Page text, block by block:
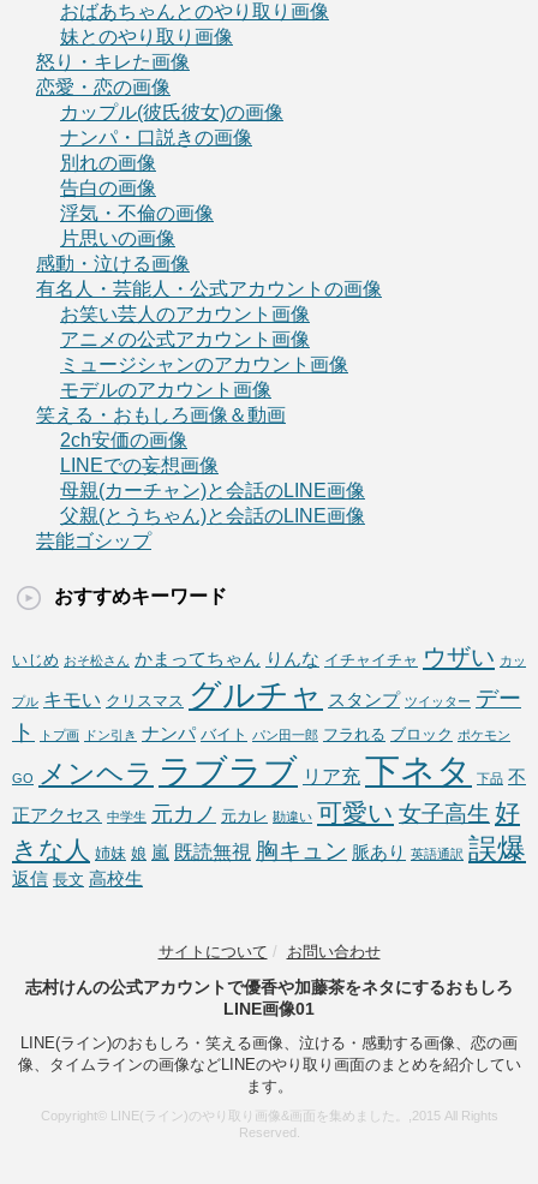
おばあちゃんとのやり取り画像
妹とのやり取り画像
怒り・キレた画像
恋愛・恋の画像
カップル(彼氏彼女)の画像
ナンパ・口説きの画像
別れの画像
告白の画像
浮気・不倫の画像
片思いの画像
感動・泣ける画像
有名人・芸能人・公式アカウントの画像
お笑い芸人のアカウント画像
アニメの公式アカウント画像
ミュージシャンのアカウント画像
モデルのアカウント画像
笑える・おもしろ画像＆動画
2ch安価の画像
LINEでの妄想画像
母親(カーチャン)と会話のLINE画像
父親(とうちゃん)と会話のLINE画像
芸能ゴシップ
おすすめキーワード
いじめ おそ松さん かまってちゃん りんな イチャイチャ ウザい カッ
プル キモい クリスマス グルチャ スタンプ ツイッター デー
ト
トプ画 ドン引き ナンパ バイト パン田一郎 フラれる ブロック ポケモン
GO メンヘラ ラブラブ リア充 下ネタ 下品 不
正アクセス 中学生 元カノ 元カレ 勘違い 可愛い 女子高生 好
きな人 姉妹 娘 嵐 既読無視 胸キュン 脈あり 英語通訳 誤爆
返信 長文 高校生
サイトについて / お問い合わせ
志村けんの公式アカウントで優香や加藤茶をネタにするおもしろ
LINE画像01
LINE(ライン)のおもしろ・笑える画像、泣ける・感動する画像、恋の画
像、タイムラインの画像などLINEのやり取り画面のまとめを紹介してい
ます。
Copyright© LINE(ライン)のやり取り画像&画面を集めました。,2015 All Rights
Reserved.